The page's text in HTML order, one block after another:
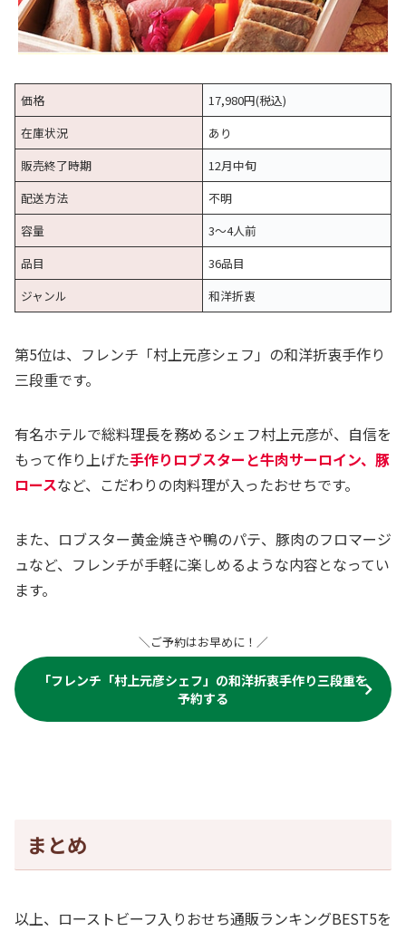
価格
17,980円(税込)
在庫状況
あり
販売終了時期
12月中旬
配送方法
不明
容量
3〜4人前
品目
36品目
ジャンル
和洋折衷
第5位は、フレンチ「村上元彦シェフ」の和洋折衷手作り
三段重です。
有名ホテルで総料理長を務めるシェフ村上元彦が、自信を
もって作り上げた手作りロブスターと牛肉サーロイン、豚
ロースなど、こだわりの肉料理が入ったおせちです。
また、ロブスター黄金焼きや鴨のパテ、豚肉のフロマージ
ュなど、フレンチが手軽に楽しめるような内容となってい
ます。
＼ご予約はお早めに！／
「フレンチ「村上元彦シェフ」の和洋折衷手作り三段重を
予約する
まとめ
以上、ローストビーフ入りおせち通販ランキングBEST5を